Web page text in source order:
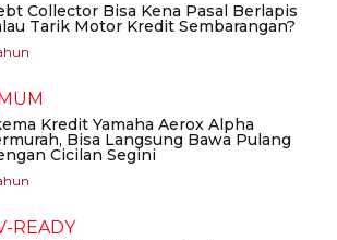
Collector Bisa Kena Pasal Berlapis
Tarik Motor Kredit Sembarangan?
Kredit Yamaha Aerox Alpha
Bisa Langsung Bawa Pulang
Cicilan Segini
READY